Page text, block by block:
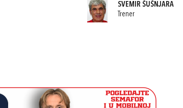
SVEMIR ŠUŠNJARA
Trener